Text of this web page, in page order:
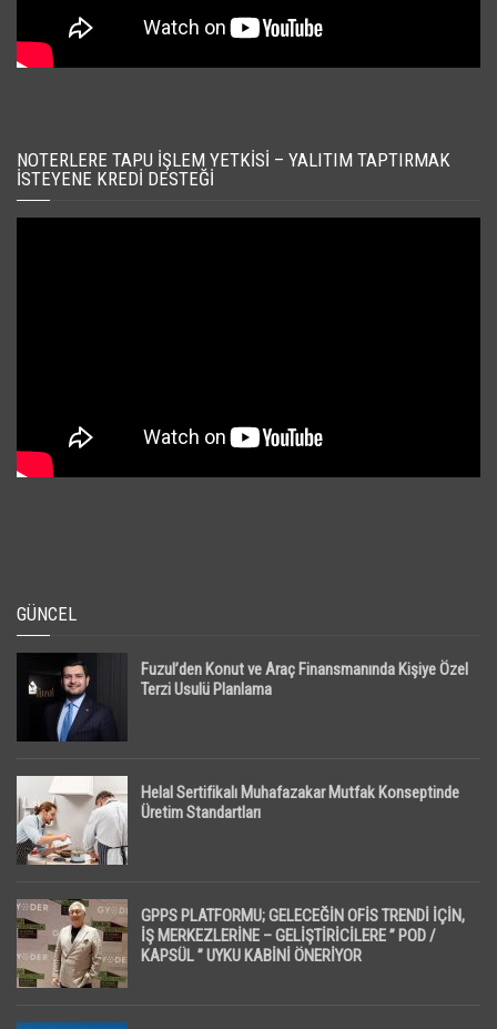
NOTERLERE TAPU İŞLEM YETKISI – YALITIM TAPTIRMAK
İSTEYENE KREDI DESTEĞI
GÜNCEL
Fuzul’den Konut ve Araç Finansmanında Kişiye Özel
Terzi Usulü Planlama
Helal Sertifikalı Muhafazakar Mutfak Konseptinde
Üretim Standartları
GPPS PLATFORMU; GELECEĞİN OFİS TRENDİ İÇİN,
İŞ MERKEZLERİNE – GELİŞTİRİCİLERE ” POD /
KAPSÜL ” UYKU KABİNİ ÖNERİYOR